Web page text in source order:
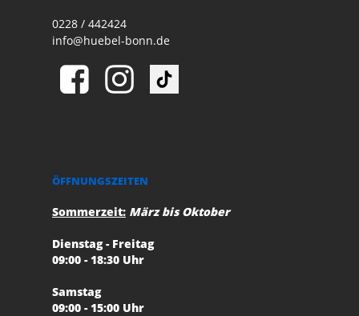
0228 / 442424
info@huebel-bonn.de
ÖFFNUNGSZEITEN
Sommerzeit: März bis Oktober
Dienstag - Freitag
09:00 - 18:30 Uhr
Samstag
09:00 - 15:00 Uhr